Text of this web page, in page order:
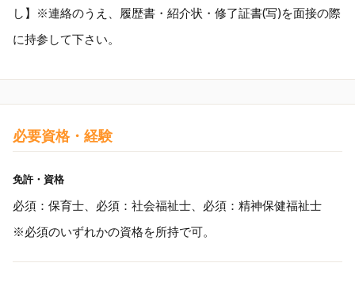
し】※連絡のうえ、履歴書・紹介状・修了証書(写)を面接の際
に持参して下さい。
必要資格・経験
免許・資格
必須：保育士、必須：社会福祉士、必須：精神保健福祉士
※必須のいずれかの資格を所持で可。